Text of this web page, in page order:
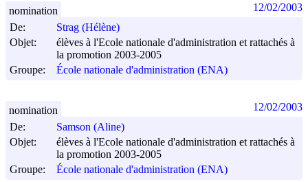
De:
Strag (Hélène)
Objet:
élèves à l'Ecole nationale d'administration et rattachés à
la promotion 2003-2005
Groupe:
École nationale d'administration (ENA)
nomination 12/02/2003
De:
Samson (Aline)
Objet:
élèves à l'Ecole nationale d'administration et rattachés à
la promotion 2003-2005
Groupe:
École nationale d'administration (ENA)
nomination 12/02/2003